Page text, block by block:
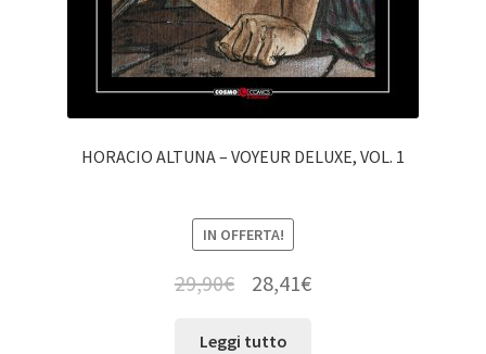
HORACIO ALTUNA – VOYEUR DELUXE, VOL. 1
IN OFFERTA!
29,90€ 28,41€
Leggi tutto